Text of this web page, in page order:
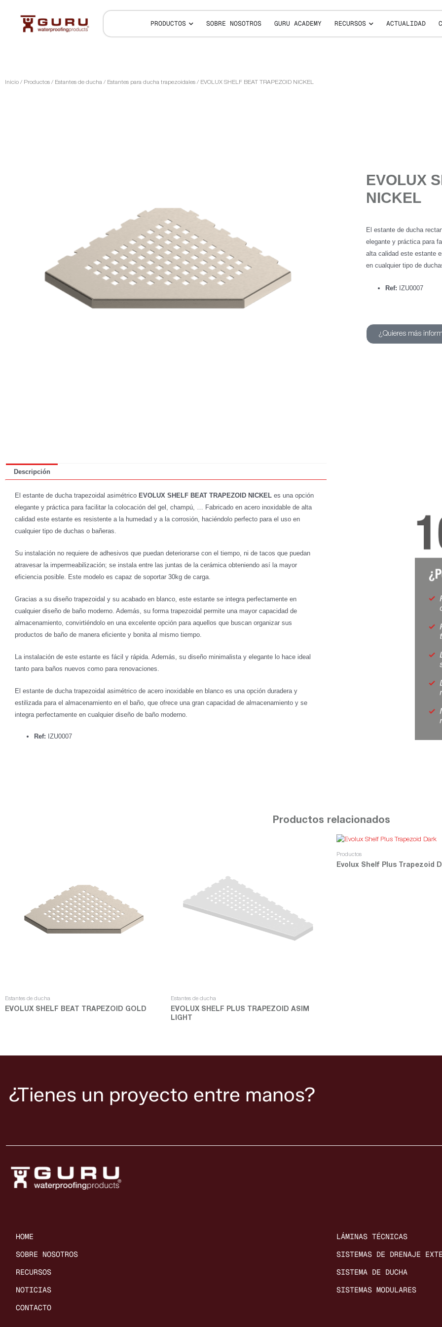
PRODUCTOS SOBRE NOSOTROS GURU ACADEMY RECURSOS ACTUALIDAD
Inicio / Productos / Estantes de ducha / Estantes para ducha trapezoidales / EVOLUX SHELF BEAT TRAPEZOID NICKEL
EVOLUX
NICKEL
El estante de ducha
elegante y práctica para
alta calidad este estante
en cualquier tipo de
Ref: IZU0007
¿Quieres más
Descripción
El estante de ducha trapezoidal asimétrico EVOLUX SHELF BEAT TRAPEZOID NICKEL es una opción
elegante y práctica para facilitar la colocación del gel, champú, … Fabricado en acero inoxidable de alta
calidad este estante es resistente a la humedad y a la corrosión, haciéndolo perfecto para el uso en
cualquier tipo de duchas o bañeras.
Su instalación no requiere de adhesivos que puedan deteriorarse con el tiempo, ni de tacos que puedan
atravesar la impermeabilización; se instala entre las juntas de la cerámica obteniendo así la mayor
eficiencia posible. Este modelo es capaz de soportar 30kg de carga.
Gracias a su diseño trapezoidal y su acabado en blanco, este estante se integra perfectamente en
cualquier diseño de baño moderno. Además, su forma trapezoidal permite una mayor capacidad de
almacenamiento, convirtiéndolo en una excelente opción para aquellos que buscan organizar sus
productos de baño de manera eficiente y bonita al mismo tiempo.
La instalación de este estante es fácil y rápida. Además, su diseño minimalista y elegante lo hace ideal
tanto para baños nuevos como para renovaciones.
El estante de ducha trapezoidal asimétrico de acero inoxidable en blanco es una opción duradera y
estilizada para el almacenamiento en el baño, que ofrece una gran capacidad de almacenamiento y se
integra perfectamente en cualquier diseño de baño moderno.
Ref: IZU0007
Productos relacionados
Estantes de ducha
EVOLUX SHELF BEAT TRAPEZOID GOLD
Estantes de ducha
EVOLUX SHELF PLUS TRAPEZOID ASIM
LIGHT
Productos
Evolux Shelf Plus Trapezoid
¿Tienes un proyecto entre manos?
HOME
SOBRE NOSOTROS
RECURSOS
NOTICIAS
CONTACTO
LÁMINAS TÉCNICAS
SISTEMAS DE DRENAJE
SISTEMA DE DUCHA
SISTEMAS MODULARES